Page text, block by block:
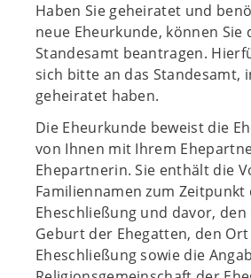
Haben Sie geheiratet und
neue Eheurkunde, können Sie
Standesamt beantragen.
sich bitte an das Standesamt,
geheiratet haben.
Die Eheurkunde beweist die
von Ihnen mit Ihrem
Ehepartnerin. Sie enthält die
Familiennamen zum Zeitpunkt
Eheschließung und davor,
Geburt der Ehegatten, den
Eheschließung sowie die